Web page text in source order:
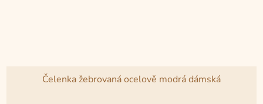
Čelenka žebrovaná ocelově modrá dámská